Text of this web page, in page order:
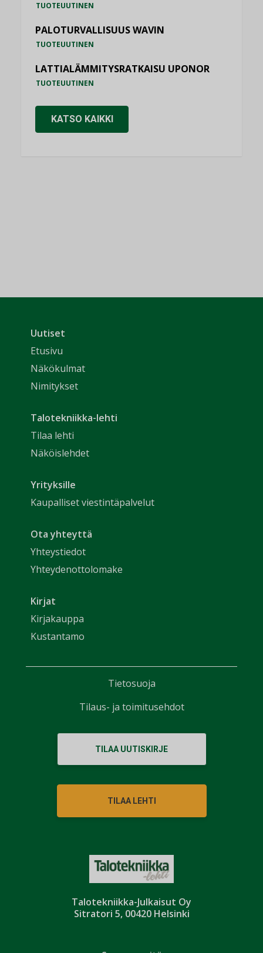
TUOTEUUTINEN
PALOTURVALLISUUS WAVIN
TUOTEUUTINEN
LATTIALÄMMITYSRATKAISU UPONOR
TUOTEUUTINEN
KATSO KAIKKI
Talotekniikka-Julkaisut Oy
Sitratori 5, 00420 Helsinki
Uutiset
Etusivu
Näkökulmat
Nimitykset
Talotekniikka-lehti
Tilaa lehti
Näköislehdet
Yrityksille
Kaupalliset viestintäpalvelut
Ota yhteyttä
Yhteystiedot
Yhteydenottolomake
Kirjat
Kirjakauppa
Kustantamo
TILAA UUTISKIRJE
TILAA LEHTI
Tietosuoja
Tilaus- ja toimitusehdot